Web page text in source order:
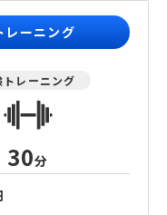
レーニング
トレーニング
30分